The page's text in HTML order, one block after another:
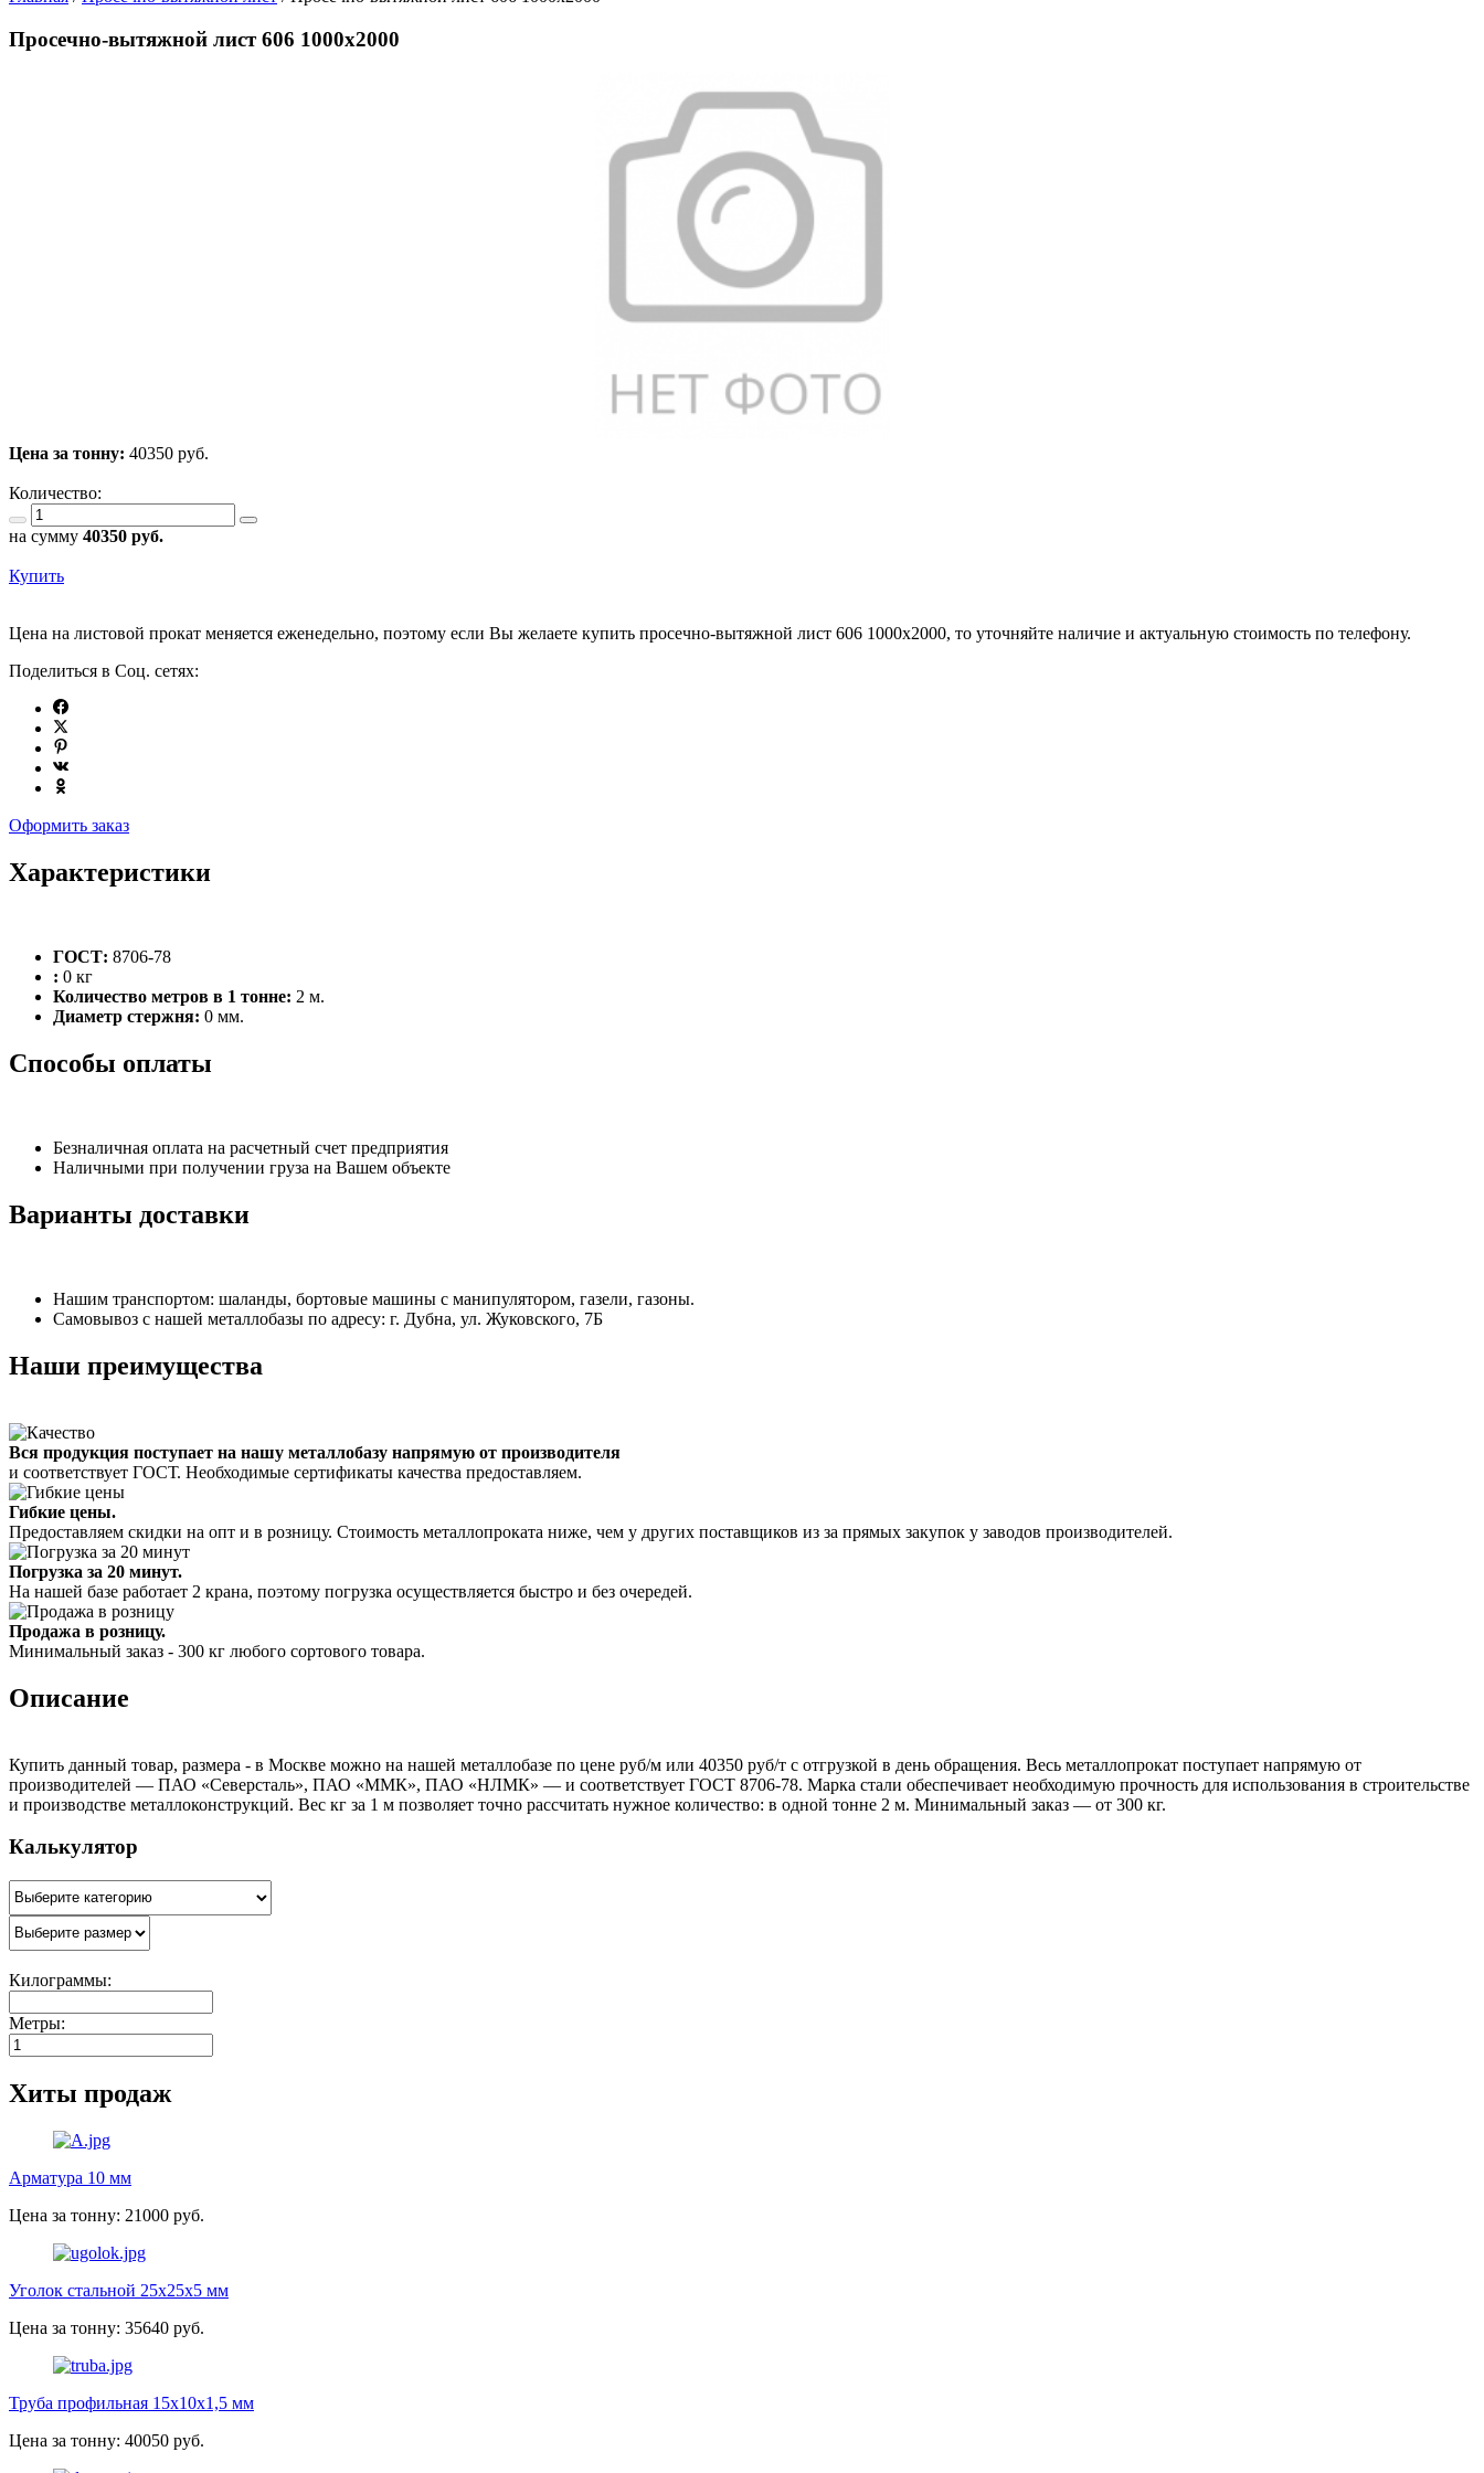
Просечно-вытяжной лист 606 1000х2000
Цена за тонну: 40350 руб.
Количество:
на сумму 40350 руб.
Купить
Цена на листовой прокат меняется еженедельно, поэтому если Вы желаете купить просечно-вытяжной лист 606 1000х2000, то уточняйте наличие и актуальную стоимость по телефону.
Поделиться в Соц. сетях:
Оформить заказ
Характеристики
ГОСТ: 8706-78
: 0 кг
Количество метров в 1 тонне: 2 м.
Диаметр стержня: 0 мм.
Способы оплаты
Безналичная оплата на расчетный счет предприятия
Наличными при получении груза на Вашем объекте
Варианты доставки
Нашим транспортом: шаланды, бортовые машины с манипулятором, газели, газоны.
Самовывоз с нашей металлобазы по адресу: г. Дубна, ул. Жуковского, 7Б
Наши преимущества
Вся продукция поступает на нашу металлобазу напрямую от производителя
и соответствует ГОСТ. Необходимые сертификаты качества предоставляем.
Гибкие цены.
Предоставляем скидки на опт и в розницу. Стоимость металлопроката ниже, чем у других поставщиков из за прямых закупок у заводов производителей.
Погрузка за 20 минут.
На нашей базе работает 2 крана, поэтому погрузка осуществляется быстро и без очередей.
Продажа в розницу.
Минимальный заказ - 300 кг любого сортового товара.
Описание
Купить данный товар, размера - в Москве можно на нашей металлобазе по цене руб/м или 40350 руб/т с отгрузкой в день обращения. Весь металлопрокат поступает напрямую от
производителей — ПАО «Северсталь», ПАО «ММК», ПАО «НЛМК» — и соответствует ГОСТ 8706-78. Марка стали обеспечивает необходимую прочность для использования в строительстве
и производстве металлоконструкций. Вес кг за 1 м позволяет точно рассчитать нужное количество: в одной тонне 2 м. Минимальный заказ — от 300 кг.
Калькулятор
Килограммы:
Метры:
Хиты продаж
Арматура 10 мм
Цена за тонну: 21000 руб.
Уголок стальной 25х25х5 мм
Цена за тонну: 35640 руб.
Труба профильная 15х10х1,5 мм
Цена за тонну: 40050 руб.